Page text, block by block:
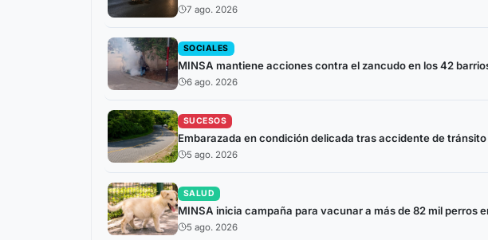
7 ago. 2026
SOCIALES
MINSA mantiene acciones contra el zancudo en los 42
6 ago. 2026
SUCESOS
Embarazada en condición delicada tras accidente de
5 ago. 2026
SALUD
MINSA inicia campaña para vacunar a más de 82 mil perros
5 ago. 2026